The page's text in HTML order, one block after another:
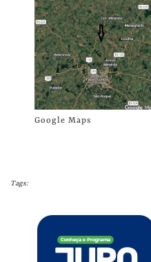
Google Maps
Tags: